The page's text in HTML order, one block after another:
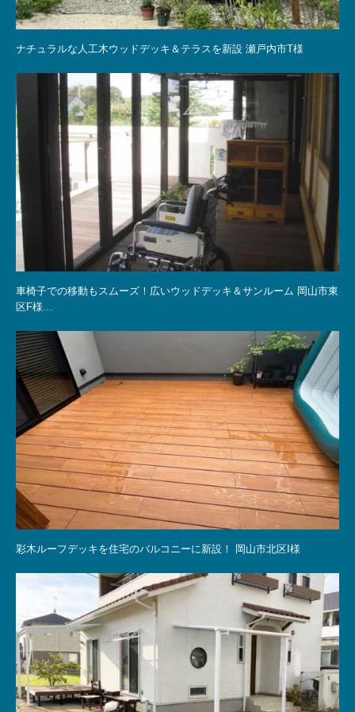
ナチュラルな人工木ウッドデッキ＆テラスを新設 瀬戸内市T様
車椅子での移動もスムーズ！広いウッドデッキ＆サンルーム 岡山市東
区F様…
彩木ルーフデッキを住宅のバルコニーに新設！ 岡山市北区I様